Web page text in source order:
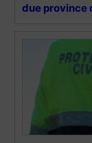
due province